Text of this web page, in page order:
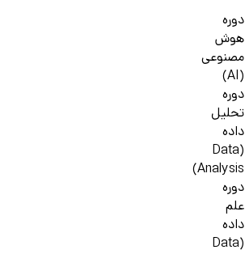
دوره
هوش
مصنوعی
(AI)
دوره
تحلیل
داده
(Data
Analysis)
دوره
علم
داده
(Data